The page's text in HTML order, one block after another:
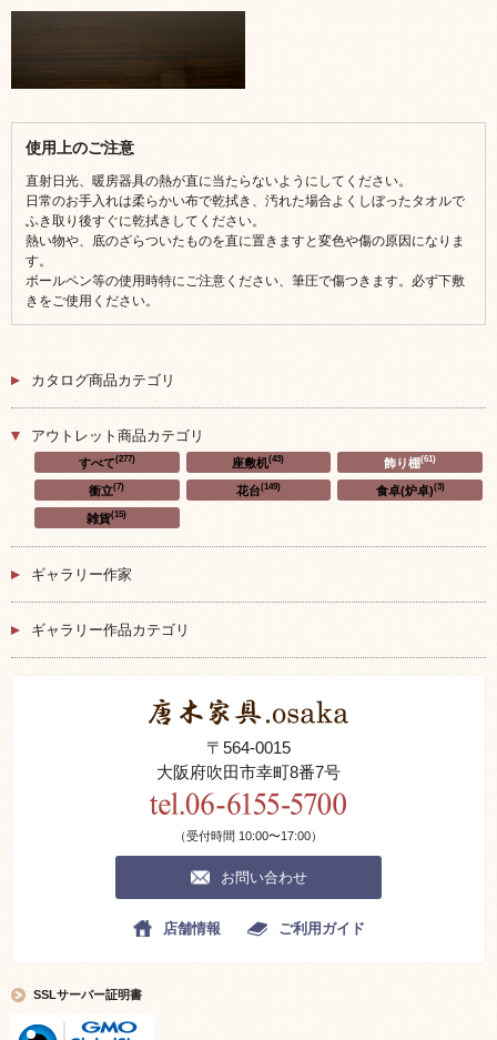
使用上のご注意
直射日光、暖房器具の熱が直に当たらないようにしてください。
日常のお手入れは柔らかい布で乾拭き、汚れた場合よくしぼったタオルで
ふき取り後すぐに乾拭きしてください。
熱い物や、底のざらついたものを直に置きますと変色や傷の原因になりま
す。
ボールペン等の使用時特にご注意ください、筆圧で傷つきます。必ず下敷
きをご使用ください。
カタログ商品カテゴリ
アウトレット商品カテゴリ
すべて(277) 座敷机(43) 飾り棚(61)
衝立(7) 花台(149) 食卓(炉卓)(3)
雑貨(15)
ギャラリー作家
ギャラリー作品カテゴリ
〒564-0015
大阪府吹田市幸町8番7号
（受付時間 10:00〜17:00）
お問い合わせ
店舗情報 ご利用ガイド
SSLサーバー証明書